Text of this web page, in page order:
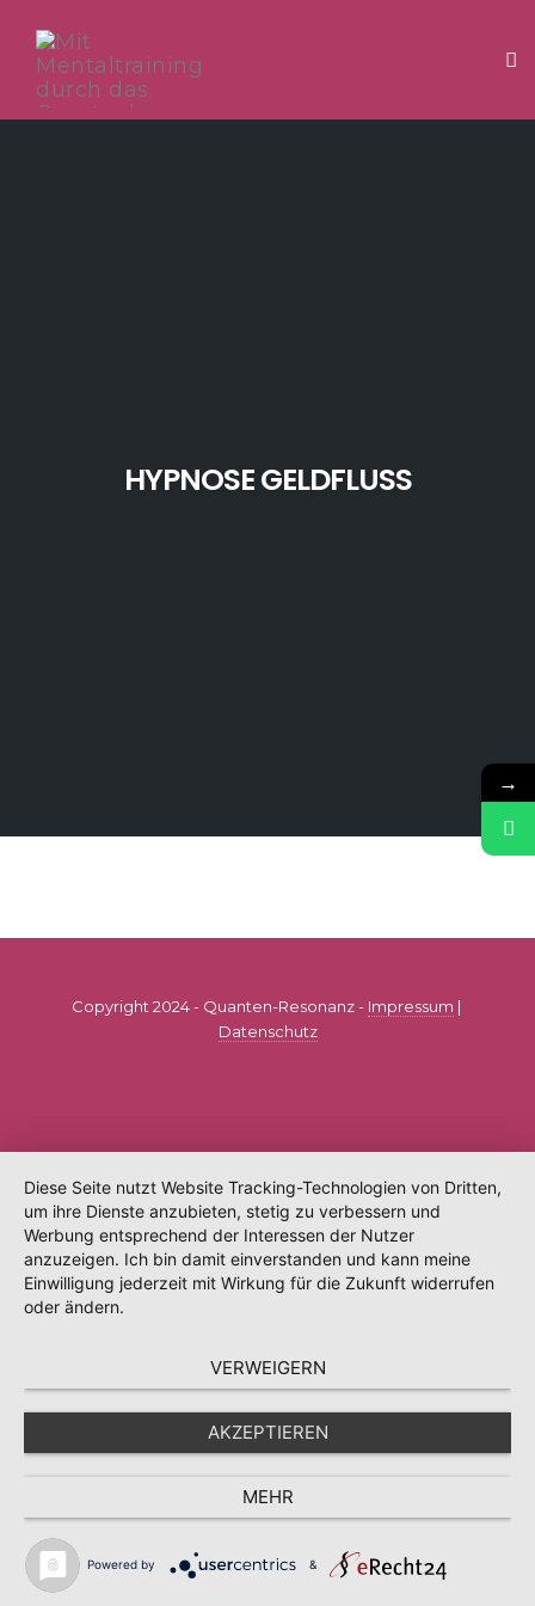
HYPNOSE GELDFLUSS
Copyright 2024 - Quanten-Resonanz - Impressum |
Datenschutz
→
Diese Seite nutzt Website Tracking-Technologien von Dritten,
um ihre Dienste anzubieten, stetig zu verbessern und
Werbung entsprechend der Interessen der Nutzer
anzuzeigen. Ich bin damit einverstanden und kann meine
Einwilligung jederzeit mit Wirkung für die Zukunft widerrufen
oder ändern.
VERWEIGERN
AKZEPTIEREN
MEHR
Powered by &